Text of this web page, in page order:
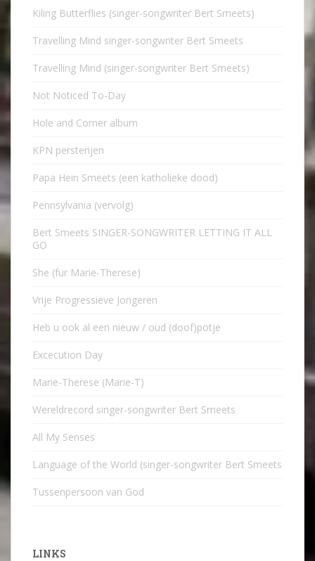
Kiling Butterflies (singer-songwriter Bert Smeets)
Travelling Mind singer-songwriter Bert Smeets
Travelling Mind (singer-songwriter Bert Smeets)
Not Noticed To-Day
Hole and Corner album
KPN persterijen
Papa Hein Smeets (een katholieke dood)
Pennsylvania (vervolg)
Bert Smeets SINGER-SONGWRITER LETTING IT ALL
GO
She (für Marie-Therese)
Vrije Progressieve Jongeren
Heb u ook al een nieuw / oud (doof)potje
Excecution Day
Marie-Therese (Marie-T)
Wereldrecord singer-songwriter Bert Smeets
All My Senses
Language of the World (singer-songwriter Bert Smeets
Tussenpersoon van God
LINKS